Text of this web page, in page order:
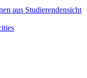
aus Studierendensicht